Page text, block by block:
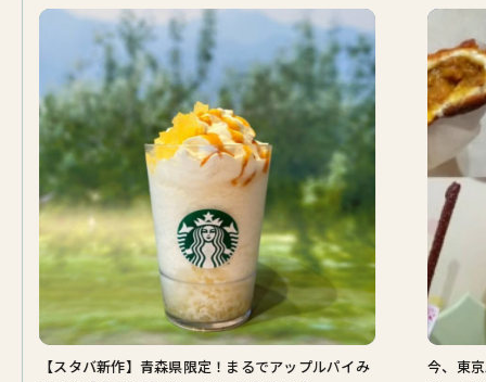
【スタバ新作】青森県限定！まるでアップルパイみ
今、東